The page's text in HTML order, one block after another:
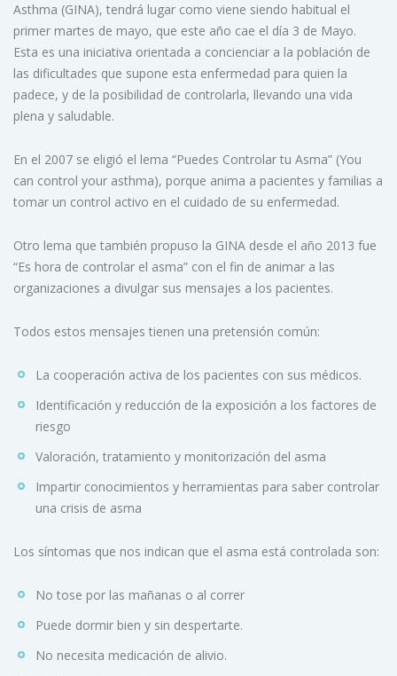
Asthma (GINA), tendrá lugar como viene siendo habitual el
primer martes de mayo, que este año cae el día 3 de Mayo.
Esta es una iniciativa orientada a concienciar a la población de
las dificultades que supone esta enfermedad para quien la
padece, y de la posibilidad de controlarla, llevando una vida
plena y saludable.
En el 2007 se eligió el lema “Puedes Controlar tu Asma” (You
can control your asthma), porque anima a pacientes y familias a
tomar un control activo en el cuidado de su enfermedad.
Otro lema que también propuso la GINA desde el año 2013 fue
“Es hora de controlar el asma” con el fin de animar a las
organizaciones a divulgar sus mensajes a los pacientes.
Todos estos mensajes tienen una pretensión común:
La cooperación activa de los pacientes con sus médicos.
Identificación y reducción de la exposición a los factores de
riesgo
Valoración, tratamiento y monitorización del asma
Impartir conocimientos y herramientas para saber controlar
una crisis de asma
Los síntomas que nos indican que el asma está controlada son:
No tose por las mañanas o al correr
Puede dormir bien y sin despertarte.
No necesita medicación de alivio.